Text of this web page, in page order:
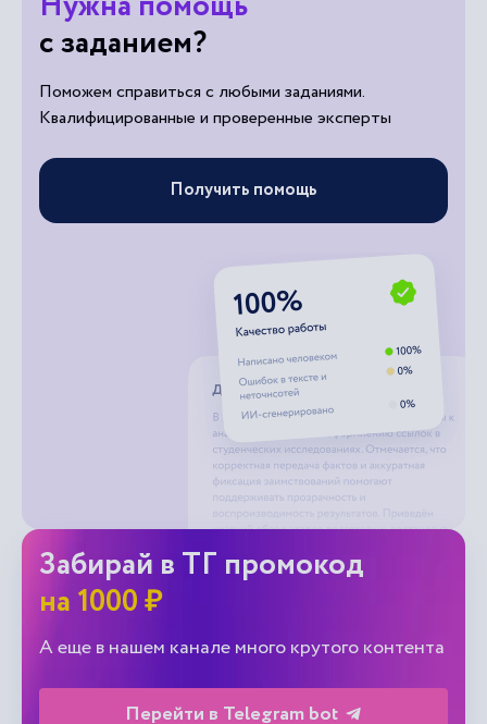
Поможем справиться с любыми заданиями.
Квалифицированные и проверенные эксперты
Получить помощь
Забирай в ТГ промокод
на 1000 ₽
А еще в нашем канале много крутого контента
Перейти в Telegram bot